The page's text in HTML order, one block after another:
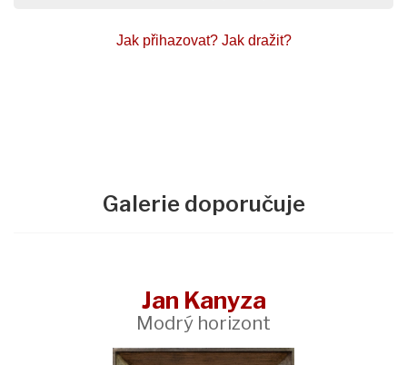
Jak přihazovat? Jak dražit?
Galerie doporučuje
Jan Kanyza
Modrý horizont